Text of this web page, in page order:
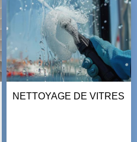
NETTOYAGE DE VITRES